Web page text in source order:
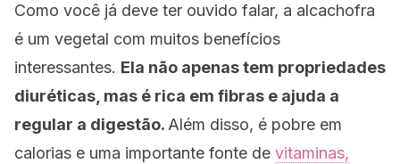
Como você já deve ter ouvido falar, a alcachofra
é um vegetal com muitos benefícios
interessantes. Ela não apenas tem propriedades
diuréticas, mas é rica em fibras e ajuda a
regular a digestão. Além disso, é pobre em
calorias e uma importante fonte de vitaminas,